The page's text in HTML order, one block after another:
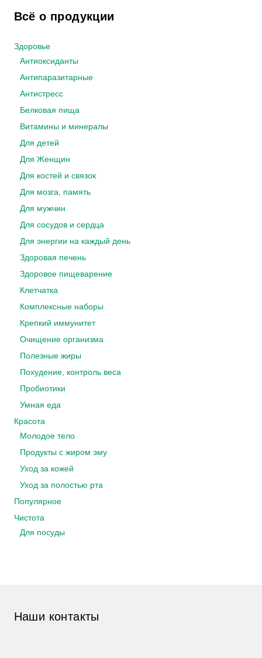
Всё о продукции
Здоровье
Антиоксиданты
Антипаразитарные
Антистресс
Белковая пища
Витамины и минералы
Для детей
Для Женщин
Для костей и связок
Для мозга, память
Для мужчин
Для сосудов и сердца
Для энергии на каждый день
Здоровая печень
Здоровое пищеварение
Клетчатка
Комплексные наборы
Крепкий иммунитет
Очищение организма
Полезные жиры
Похудение, контроль веса
Пробиотики
Умная еда
Красота
Молодое тело
Продукты с жиром эму
Уход за кожей
Уход за полостью рта
Популярное
Чистота
Для посуды
Наши контакты